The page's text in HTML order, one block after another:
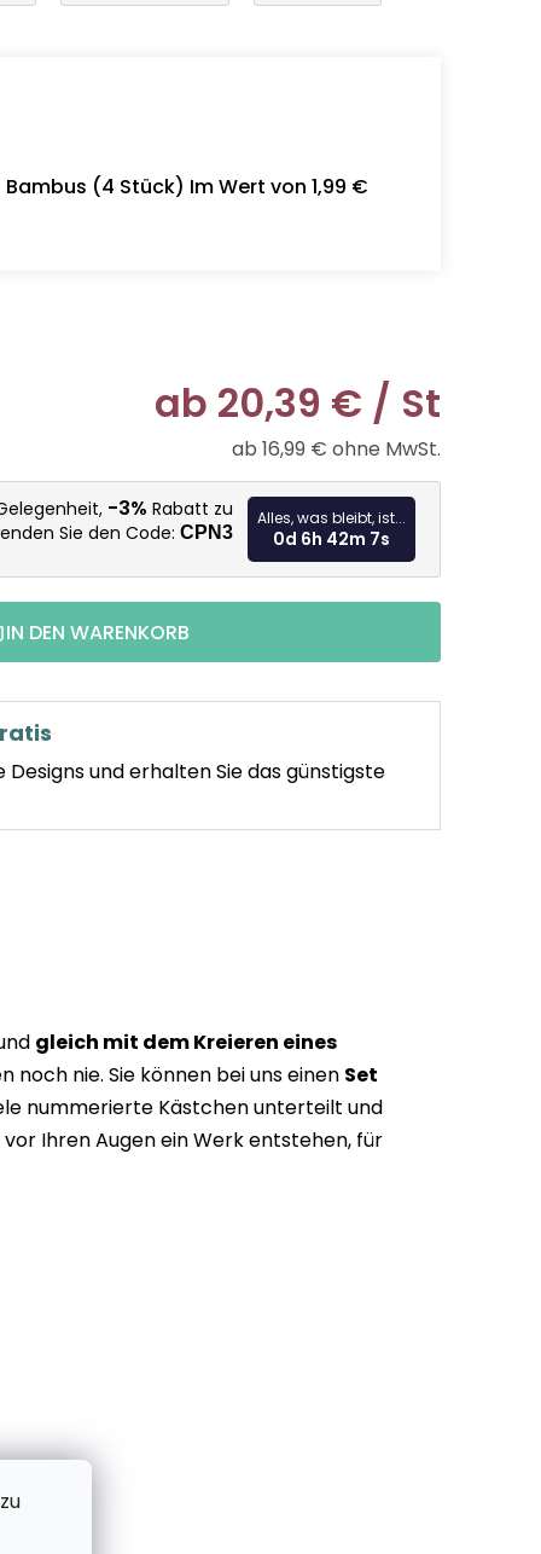
(4 Stück) Im Wert von 1,99 €
ab 20,39 € / St
ab 16,99 € ohne MwSt.
-3% Rabatt zu
Sie den Code: CPN3
Alles, was bleibt, ist...
0d 6h 42m 6s
IN DEN WARENKORB
Designs und erhalten Sie das günstigste
gleich mit dem Kreieren eines
noch nie. Sie können bei uns einen Set
nummerierte Kästchen unterteilt und
Ihren Augen ein Werk entstehen, für